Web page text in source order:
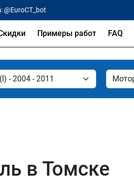
@EuroCT_bot
Примеры работ FAQ
в Томске